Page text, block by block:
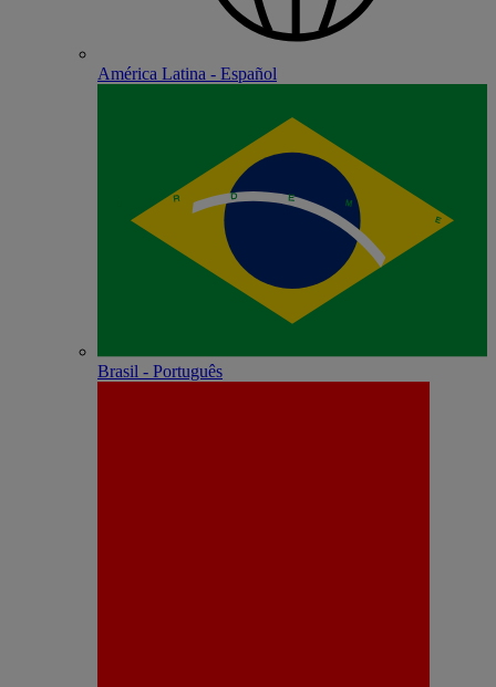
América Latina - Español
Brasil - Português